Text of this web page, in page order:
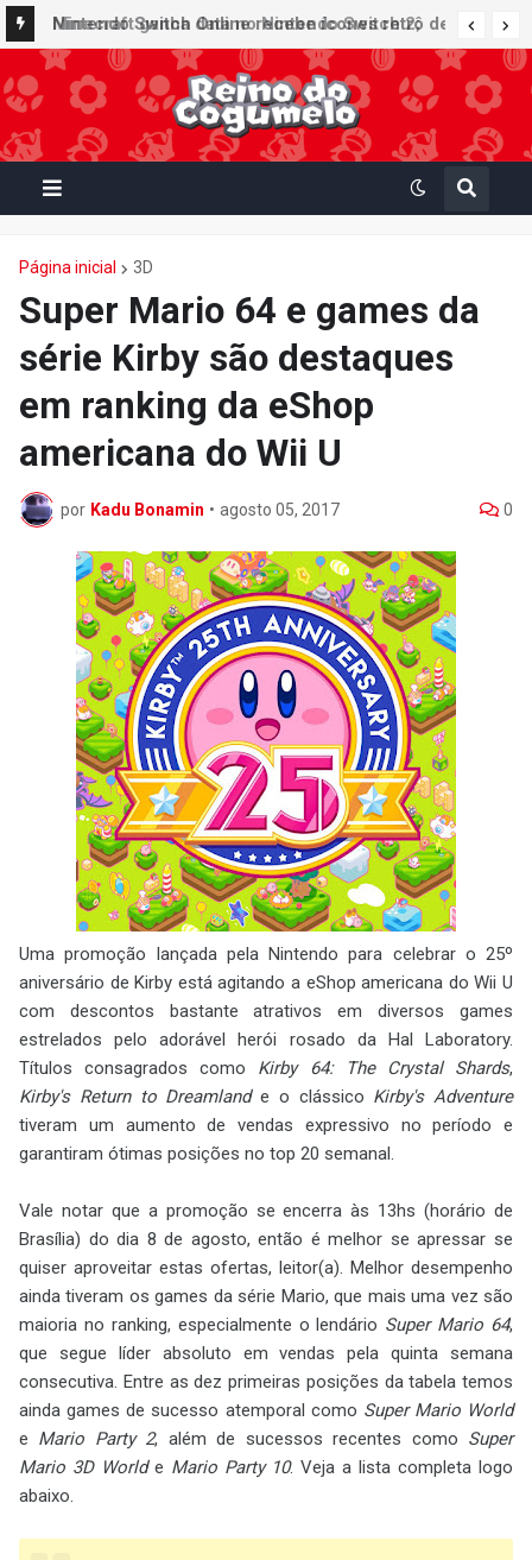
Minecraft ganha data no Nintendo Switch 2;
Super Mario Mash-Up receberá atualização
gráfica exclusiva
Nintendo Switch Online recebe ícones retrô de
Mario Paint (SNES) e Mario Kart: Super Circuit
(GBA)
Página inicial 3D
Super Mario 64 e games da
série Kirby são destaques
em ranking da eShop
americana do Wii U
por Kadu Bonamin • agosto 05, 2017 0
Uma promoção lançada pela Nintendo para celebrar o 25º
aniversário de Kirby está agitando a eShop americana do Wii U
com descontos bastante atrativos em diversos games
estrelados pelo adorável herói rosado da Hal Laboratory.
Títulos consagrados como Kirby 64: The Crystal Shards,
Kirby's Return to Dreamlande o clássico Kirby's Adventure
tiveram um aumento de vendas expressivo no período e
garantiram ótimas posições no top 20 semanal.
Vale notar que a promoção se encerra às 13hs (horário de
Brasília) do dia 8 de agosto, então é melhor se apressar se
quiser aproveitar estas ofertas, leitor(a). Melhor desempenho
ainda tiveram os games da série Mario, que mais uma vez são
maioria no ranking, especialmente o lendário Super Mario 64,
que segue líder absoluto em vendas pela quinta semana
consecutiva. Entre as dez primeiras posições da tabela temos
ainda games de sucesso atemporal como Super Mario World
e Mario Party 2, além de sucessos recentes como Super
Mario 3D Worlde Mario Party 10. Veja a lista completa logo
abaixo.